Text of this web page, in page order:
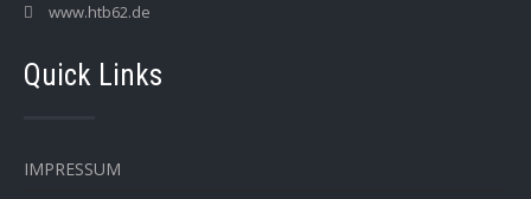
www.htb62.de
Quick Links
IMPRESSUM